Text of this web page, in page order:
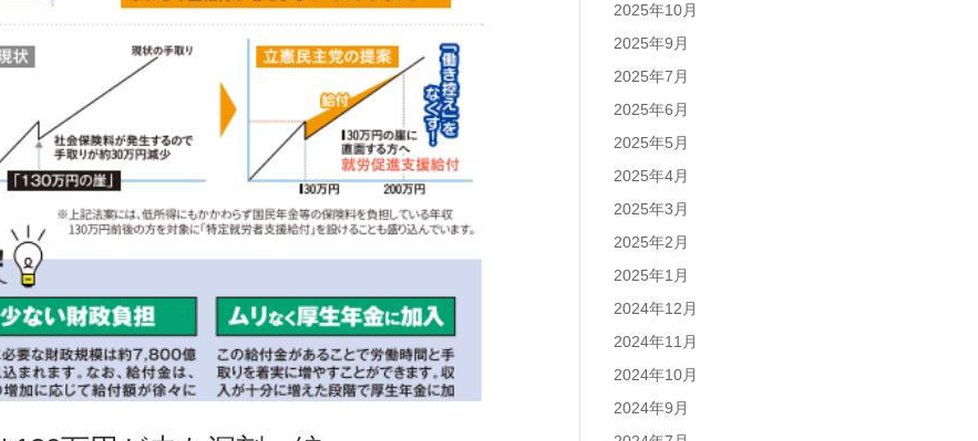
2025年10月
2025年9月
2025年7月
2025年6月
2025年5月
2025年4月
2025年3月
2025年2月
2025年1月
2024年12月
2024年11月
2024年10月
2024年9月